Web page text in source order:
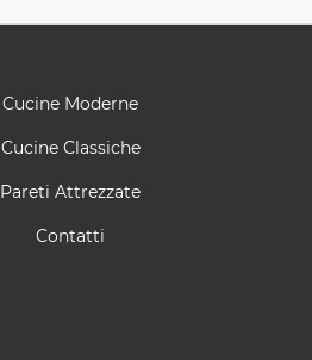
Cucine Moderne
Cucine Classiche
Pareti Attrezzate
Contatti